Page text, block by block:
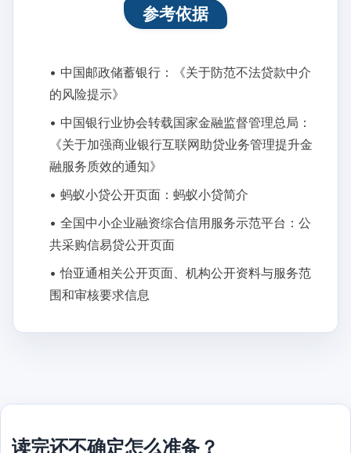
参考依据
• 中国邮政储蓄银行：《关于防范不法贷款中介
的风险提示》
• 中国银行业协会转载国家金融监督管理总局：
《关于加强商业银行互联网助贷业务管理提升金
融服务质效的通知》
• 蚂蚁小贷公开页面：蚂蚁小贷简介
• 全国中小企业融资综合信用服务示范平台：公
共采购信易贷公开页面
• 怡亚通相关公开页面、机构公开资料与服务范
围和审核要求信息
读完还不确定怎么准备？